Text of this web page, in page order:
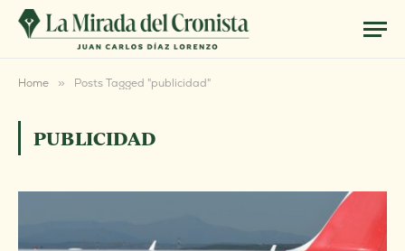
Home » Posts Tagged "publicidad"
PUBLICIDAD